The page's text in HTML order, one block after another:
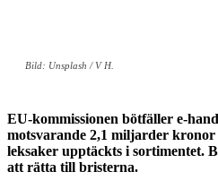
Bild: Unsplash / V H.
EU-kommissionen bötfäller
motsvarande 2,1 miljarder
leksaker upptäckts i sortimentet.
att rätta till bristerna.